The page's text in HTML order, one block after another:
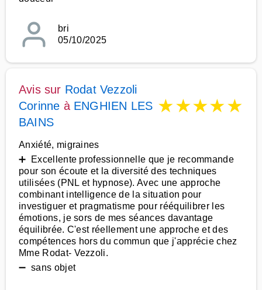
bri
05/10/2025
Avis sur Rodat Vezzoli
Corinne à ENGHIEN LES
BAINS
★★★★★
Anxiété, migraines
➕ Excellente professionnelle que je recommande
pour son écoute et la diversité des techniques
utilisées (PNL et hypnose). Avec une approche
combinant intelligence de la situation pour
investiguer et pragmatisme pour rééquilibrer les
émotions, je sors de mes séances davantage
équilibrée. C'est réellement une approche et des
compétences hors du commun que j'apprécie chez
Mme Rodat- Vezzoli.
➖ sans objet